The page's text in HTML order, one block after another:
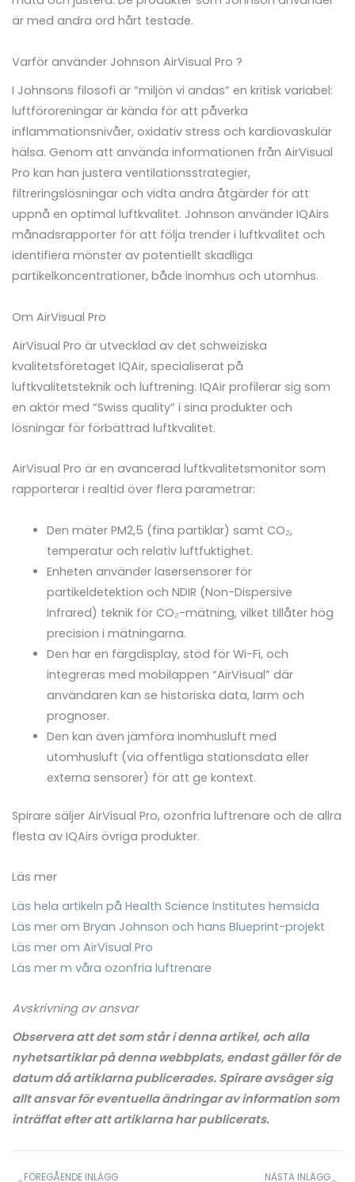
är med andra ord hårt testade.
Varför använder Johnson AirVisual Pro ?
I Johnsons filosofi är “miljön vi andas” en kritisk variabel:
luftföroreningar är kända för att påverka
inflammationsnivåer, oxidativ stress och kardiovaskulär
hälsa. Genom att använda informationen från AirVisual
Pro kan han justera ventilationsstrategier,
filtreringslösningar och vidta andra åtgärder för att
uppnå en optimal luftkvalitet. Johnson använder IQAirs
månadsrapporter för att följa trender i luftkvalitet och
identifiera mönster av potentiellt skadliga
partikelkoncentrationer, både inomhus och utomhus.
Om AirVisual Pro
AirVisual Pro är utvecklad av det schweiziska
kvalitetsföretaget IQAir, specialiserat på
luftkvalitetsteknik och luftrening. IQAir profilerar sig som
en aktör med “Swiss quality” i sina produkter och
lösningar för förbättrad luftkvalitet.
AirVisual Pro är en avancerad luftkvalitetsmonitor som
rapporterar i realtid över flera parametrar:
Den mäter PM2,5 (fina partiklar) samt CO₂,
temperatur och relativ luftfuktighet.
Enheten använder lasersensorer för
partikeldetektion och NDIR (Non-Dispersive
Infrared) teknik för CO₂-mätning, vilket tillåter hög
precision i mätningarna.
Den har en färgdisplay, stöd för Wi-Fi, och
integreras med mobilappen “AirVisual” där
användaren kan se historiska data, larm och
prognoser.
Den kan även jämföra inomhusluft med
utomhusluft (via offentliga stationsdata eller
externa sensorer) för att ge kontext.
Spirare säljer AirVisual Pro, ozonfria luftrenare och de allra
flesta av IQAirs övriga produkter.
Läs mer
Läs hela artikeln på Health Science Institutes hemsida
Läs mer om Bryan Johnson och hans Blueprint-projekt
Läs mer om AirVisual Pro
Läs mer m våra ozonfria luftrenare
Avskrivning av ansvar
Observera att det som står i denna artikel, och alla
nyhetsartiklar på denna webbplats, endast gäller för de
datum då artiklarna publicerades. Spirare avsäger sig
allt ansvar för eventuella ändringar av information som
inträffat efter att artiklarna har publicerats.
FÖREGÅENDE INLÄGG NÄSTA INLÄGG